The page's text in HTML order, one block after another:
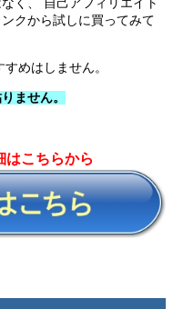
く、 自己アフィリエイト
クから試しに買ってみて
めはしません。
ません。
はこちらから